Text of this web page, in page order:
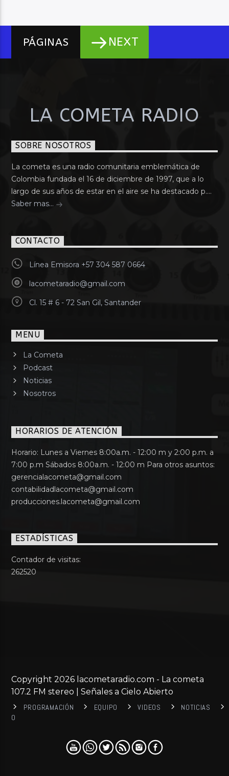
PÁGINAS NEXT
LA COMETA RADIO
SOBRE NOSOTROS
La cometa es una radio comunitaria emblemática de
Colombia fundada el 16 de diciembre de 1997, que a lo
largo de sus años de estar en el aire se ha destacado p....
Saber mas...
CONTACTO
Línea Emisora +57 304 587 0664
lacometaradio@gmail.com
Cl. 15 # 6 - 72 San Gil, Santander
MENU
La Cometa
Podcast
Noticias
Nosotros
HORARIOS DE ATENCIÓN
Horario: Lunes a Viernes 8:00a.m. - 12:00 m y 2:00 p.m. a
7:00 p.m Sábados 8:00a.m. - 12:00 m Para otros asuntos:
gerencialacometa@gmail.com
contabilidadlacometa@gmail.com
producciones.lacometa@gmail.com
ESTADÍSTICAS
Contador de visitas:
262520
Copyright 2026 lacometaradio.com - La cometa
107.2 FM stereo | Señales a Cielo Abierto
PROGRAMACIÓN EQUIPO VIDEOS
NOTICIAS
0